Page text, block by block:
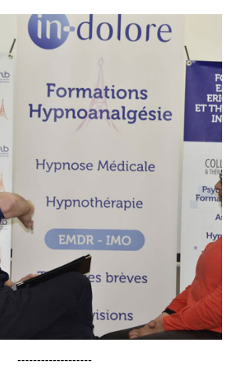
-------------------